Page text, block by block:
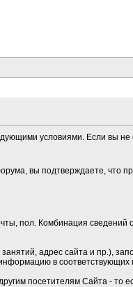
условиями. Если вы
вы подтверждаете, что
пол. Комбинация сведений
адрес сайта и пр.),
в соответствующих
посетителям Сайта - то